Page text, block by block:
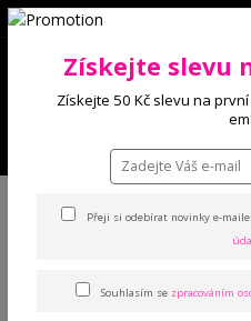
podprsenka bez výstuže
VÝPRODEJ:
Získejte slevu
Získejte 50 Kč slevu na
Přeji si odebírat novinky e-
Souhlasím se zpracováním